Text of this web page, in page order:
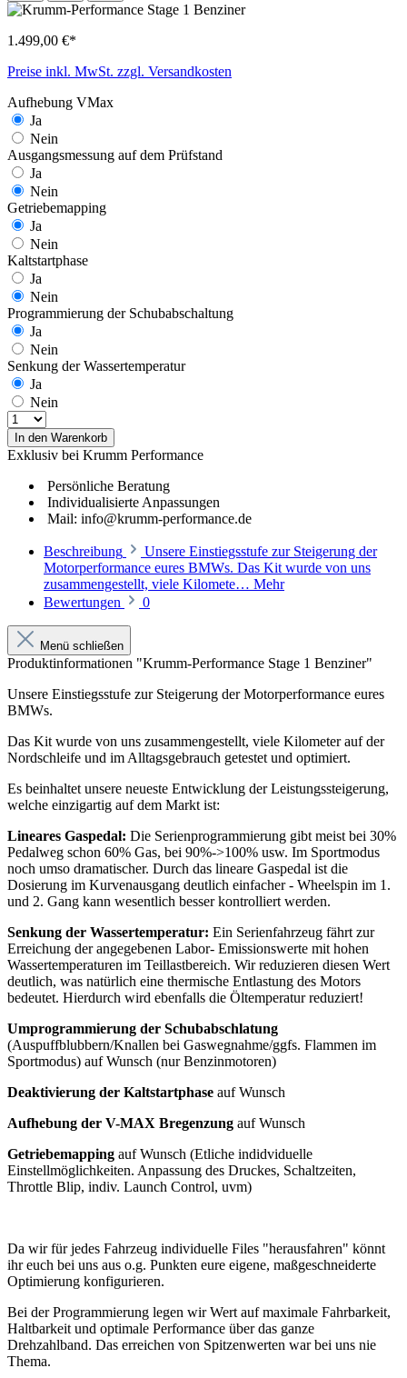
1.499,00 €*
Preise inkl. MwSt. zzgl. Versandkosten
Aufhebung VMax
Ja
Nein
Ausgangsmessung auf dem Prüfstand
Ja
Nein
Getriebemapping
Ja
Nein
Kaltstartphase
Ja
Nein
Programmierung der Schubabschaltung
Ja
Nein
Senkung der Wassertemperatur
Ja
Nein
In den Warenkorb
Exklusiv bei Krumm Performance
Persönliche Beratung
Individualisierte Anpassungen
Mail: info@krumm-performance.de
Beschreibung
Unsere Einstiegsstufe zur Steigerung der
Motorperformance eures BMWs. Das Kit wurde von uns
zusammengestellt, viele Kilomete… Mehr
Bewertungen
0
Menü schließen
Produktinformationen "Krumm-Performance Stage 1 Benziner"
Unsere Einstiegsstufe zur Steigerung der Motorperformance eures
BMWs.
Das Kit wurde von uns zusammengestellt, viele Kilometer auf der
Nordschleife und im Alltagsgebrauch getestet und optimiert.
Es beinhaltet unsere neueste Entwicklung der Leistungssteigerung,
welche einzigartig auf dem Markt ist:
Lineares Gaspedal: Die Serienprogrammierung gibt meist bei 30%
Pedalweg schon 60% Gas, bei 90%->100% usw. Im Sportmodus
noch umso dramatischer. Durch das lineare Gaspedal ist die
Dosierung im Kurvenausgang deutlich einfacher - Wheelspin im 1.
und 2. Gang kann wesentlich besser kontrolliert werden.
Senkung der Wassertemperatur: Ein Serienfahrzeug fährt zur
Erreichung der angegebenen Labor- Emissionswerte mit hohen
Wassertemperaturen im Teillastbereich. Wir reduzieren diesen Wert
deutlich, was natürlich eine thermische Entlastung des Motors
bedeutet. Hierdurch wird ebenfalls die Öltemperatur reduziert!
Umprogrammierung der Schubabschlatung
(Auspuffblubbern/Knallen bei Gaswegnahme/ggfs. Flammen im
Sportmodus) auf Wunsch (nur Benzinmotoren)
Deaktivierung der Kaltstartphase auf Wunsch
Aufhebung der V-MAX Bregenzung auf Wunsch
Getriebemapping auf Wunsch (Etliche indidviduelle
Einstellmöglichkeiten. Anpassung des Druckes, Schaltzeiten,
Throttle Blip, indiv. Launch Control, uvm)
Da wir für jedes Fahrzeug individuelle Files "herausfahren" könnt
ihr euch bei uns aus o.g. Punkten eure eigene, maßgeschneiderte
Optimierung konfigurieren.
Bei der Programmierung legen wir Wert auf maximale Fahrbarkeit,
Haltbarkeit und optimale Performance über das ganze
Drehzahlband. Das erreichen von Spitzenwerten war bei uns nie
Thema.